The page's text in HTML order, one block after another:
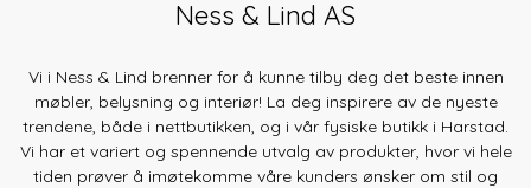
Ness & Lind AS
Vi i Ness & Lind brenner for å kunne tilby deg det beste innen
møbler, belysning og interiør! La deg inspirere av de nyeste
trendene, både i nettbutikken, og i vår fysiske butikk i Harstad.
Vi har et variert og spennende utvalg av produkter, hvor vi hele
tiden prøver å imøtekomme våre kunders ønsker om stil og